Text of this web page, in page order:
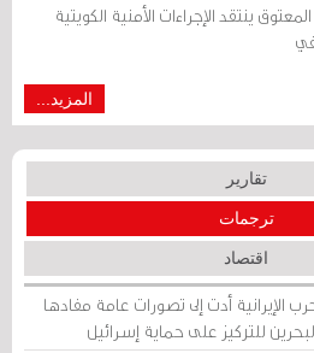
ينتقد الإجراءات الأمنية الكويتية
المزيد...
تقارير
ترجمات
اقتصاد
الإيرانية أدت إلى تصورات عامة مفادها
للتركيز على حماية إسرائيل